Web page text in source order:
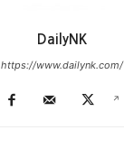
DailyNK
https://www.dailynk.com/